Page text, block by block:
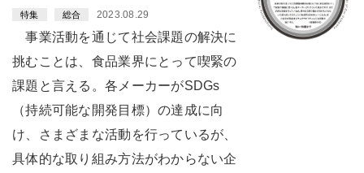
特集 総合 2023.08.29
事業活動を通じて社会課題の解決に
挑むことは、食品業界にとって喫緊の
課題と言える。各メーカーがSDGs
（持続可能な開発目標）の達成に向
け、さまざまな活動を行っているが、
具体的な取り組み方法がわからない企